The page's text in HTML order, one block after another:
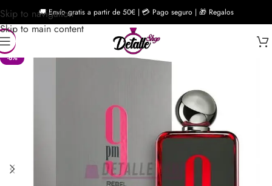
Skip to navigation
Skip to main content
🚚 Envío gratis a partir de 50€ | 💳 Pago seguro | 🎁 Regalos
-6%